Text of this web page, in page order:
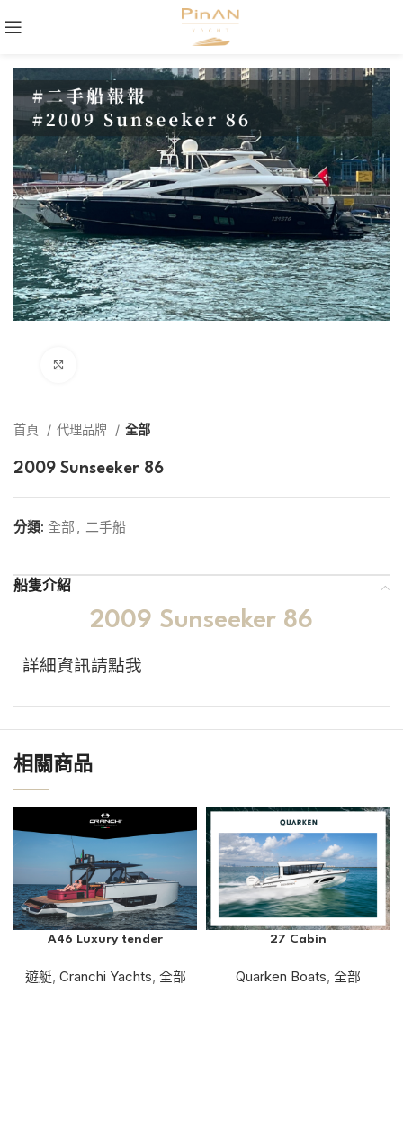
首頁 代理品牌 全部
2009 Sunseeker 86
分類: 全部 , 二手船
船隻介紹
2009 Sunseeker 86
詳細資訊請點我
相關商品
A46 Luxury tender
遊艇, Cranchi Yachts, 全部
27 Cabin
Quarken Boats, 全部